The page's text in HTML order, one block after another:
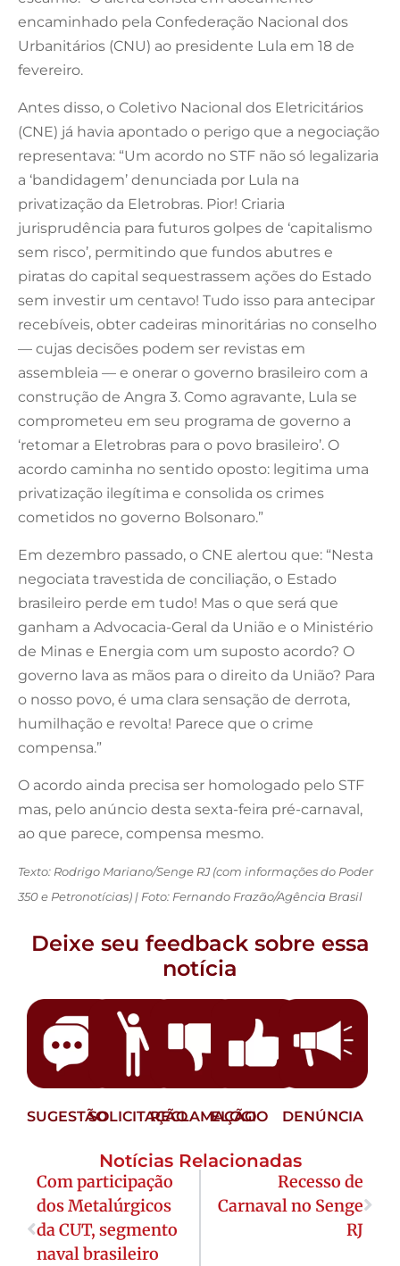
encaminhado pela Confederação Nacional dos
Urbanitários (CNU) ao presidente Lula em 18 de
fevereiro.
Antes disso, o Coletivo Nacional dos Eletricitários
(CNE) já havia apontado o perigo que a negociação
representava: “Um acordo no STF não só legalizaria
a ‘bandidagem’ denunciada por Lula na
privatização da Eletrobras. Pior! Criaria
jurisprudência para futuros golpes de ‘capitalismo
sem risco’, permitindo que fundos abutres e
piratas do capital sequestrassem ações do Estado
sem investir um centavo! Tudo isso para antecipar
recebíveis, obter cadeiras minoritárias no conselho
— cujas decisões podem ser revistas em
assembleia — e onerar o governo brasileiro com a
construção de Angra 3. Como agravante, Lula se
comprometeu em seu programa de governo a
‘retomar a Eletrobras para o povo brasileiro’. O
acordo caminha no sentido oposto: legitima uma
privatização ilegítima e consolida os crimes
cometidos no governo Bolsonaro.”
Em dezembro passado, o CNE alertou que: “Nesta
negociata travestida de conciliação, o Estado
brasileiro perde em tudo! Mas o que será que
ganham a Advocacia-Geral da União e o Ministério
de Minas e Energia com um suposto acordo? O
governo lava as mãos para o direito da União? Para
o nosso povo, é uma clara sensação de derrota,
humilhação e revolta! Parece que o crime
compensa.”
O acordo ainda precisa ser homologado pelo STF
mas, pelo anúncio desta sexta-feira pré-carnaval,
ao que parece, compensa mesmo.
Texto: Rodrigo Mariano/Senge RJ (com informações do Poder
350 e Petronotícias) | Foto: Fernando Frazão/Agência Brasil
Deixe seu feedback sobre essa
notícia
SUGESTÃOSOLICITAÇÃORECLAMAÇÃO
ELOGIO DENÚNCIA
Notícias Relacionadas
Com participação
dos Metalúrgicos
da CUT, segmento
naval brasileiro
Recesso de
Carnaval no Senge
RJ